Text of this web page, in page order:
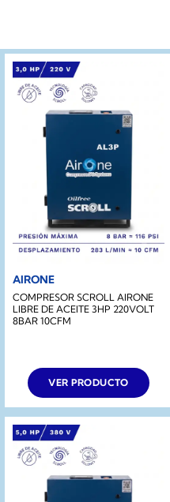
AIRONE
COMPRESOR SCROLL AIRONE
LIBRE DE ACEITE 3HP 220VOLT
8BAR 10CFM
VER PRODUCTO